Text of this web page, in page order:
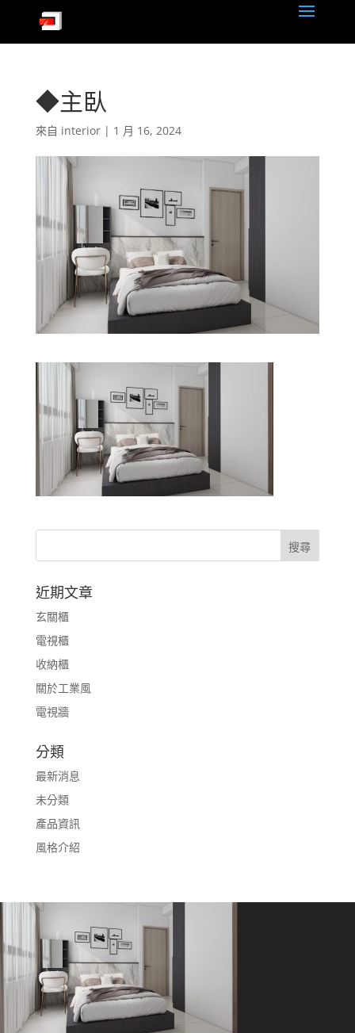
◆主臥
來自 interior| 1 月 16, 2024
近期文章
玄關櫃
電視櫃
收納櫃
關於工業風
電視牆
分類
最新消息
未分類
產品資訊
風格介紹